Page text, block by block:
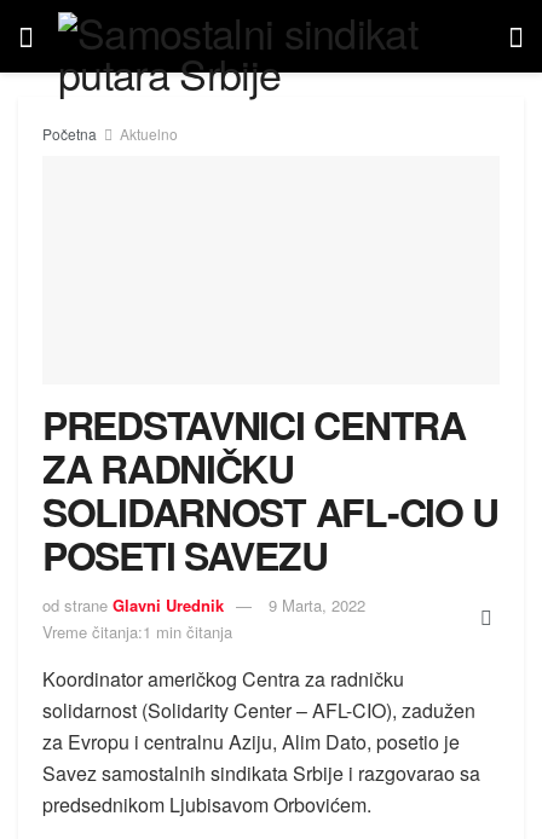
Početna Aktuelno
PREDSTAVNICI CENTRA
ZA RADNIČKU
SOLIDARNOST AFL-CIO U
POSETI SAVEZU
od strane Glavni Urednik
9 Marta, 2022
Vreme čitanja:1 min čitanja
Koordinator američkog Centra za radničku
solidarnost (Solidarity Center – AFL-CIO), zadužen
za Evropu i centralnu Aziju, Alim Dato, posetio je
Savez samostalnih sindikata Srbije i razgovarao sa
predsednikom Ljubisavom Orbovićem.